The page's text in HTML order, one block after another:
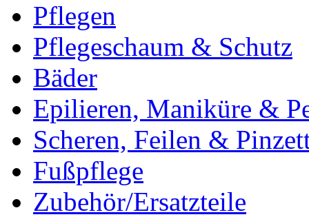
Pflegen
Pflegeschaum & Schutz
Bäder
Epilieren, Maniküre &
Scheren, Feilen &
Fußpflege
Zubehör/Ersatzteile